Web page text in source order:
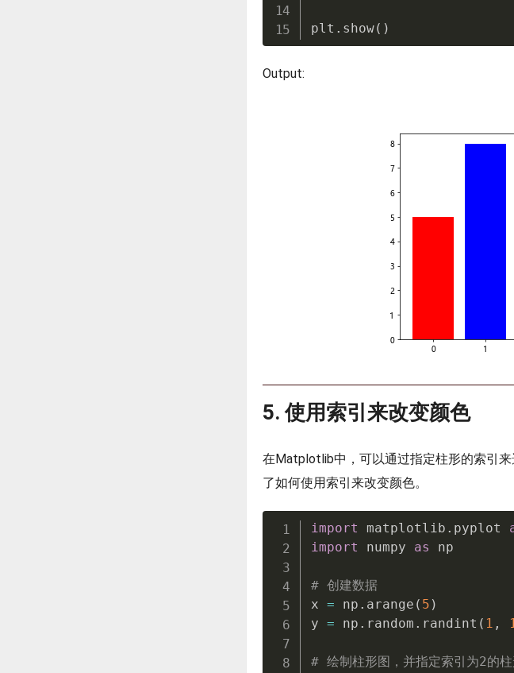
plt . show( )
Output:
5. 使用索引来改变颜色
在Matplotlib中，可以通过指定柱形的索引
了如何使用索引来改变颜色。
import matplotlib . pyplot
import numpy as np
# 创建数据
x = np . arange ( 5 )
y = np . random . randint ( 1 ,
# 绘制柱形图，并指定索引为2的